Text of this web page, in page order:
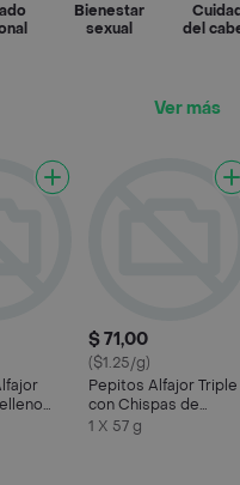
Bienestar
sexual
del
Ver más
$ 71,00
($1.25/g)
Pepitos Alfajor Triple
con Chispas de
Chocolate
1 X 57 g